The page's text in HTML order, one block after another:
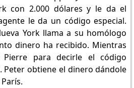
con 2.000 dólares y le da el
le da un código especial.
York llama a su homólogo
dinero ha recibido. Mientras
para decirle el código
Peter obtiene el dinero dándole